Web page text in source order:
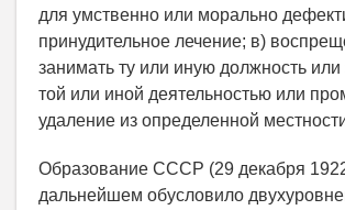
для умственно или морально
принудительное лечение; в)
занимать ту или иную должность или
той или иной деятельностью или
удаление из определенной
Образование СССР (29 декабря 1922
дальнейшем обусловило